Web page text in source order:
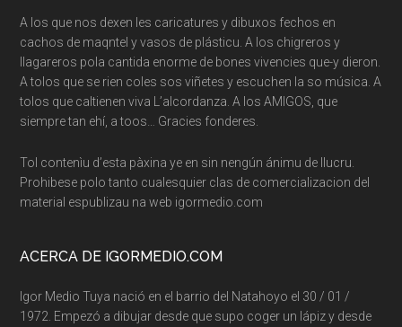
A los que nos dexen les caricatures y dibuxos fechos en
cachos de maqntel y vasos de plásticu. A los chigreros y
llagareros pola cantida enorme de bones vivencies que-y dieron.
A tolos que se rien coles sos viñetes y escuchen la so música. A
tolos que caltienen viva L’alcordanza. A los AMIGOS, que
siempre tan ehí, a toos… Gracies fonderes.
Tol contenìu d’esta pàxina ye en sin nengún ánimu de llucru.
Prohibese polo tanto cualesquier clas de comercializacion del
material espublizau na web igormedio.com
ACERCA DE IGORMEDIO.COM
Igor Medio Tuya nació en el barrio del Natahoyo el 30 / 01 /
1972. Empezó a dibujar desde que supo coger un lápiz y desde